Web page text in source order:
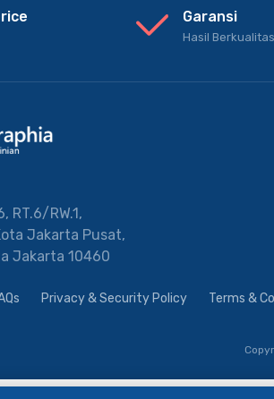
Garansi
Hasil Berkualitas
RT.6/RW.1,
Jakarta Pusat,
Jakarta 10460
Privacy & Security Policy Terms &